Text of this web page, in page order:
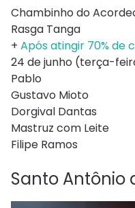
Chambinho do
Rasga Tanga
+ Após atingir 70% de
24 de junho (terça-
Pablo
Gustavo Mioto
Dorgival Dantas
Mastruz com Leite
Filipe Ramos
Santo Antônio